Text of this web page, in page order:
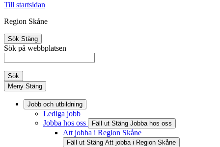
Till startsidan
Region Skåne
Sök Stäng
Sök på webbplatsen
Sök
Meny Stäng
Jobb och utbildning
Lediga jobb
Jobba hos oss
Fäll ut Stäng Jobba hos oss
Att jobba i Region Skåne
Fäll ut Stäng Att jobba i Region Skåne